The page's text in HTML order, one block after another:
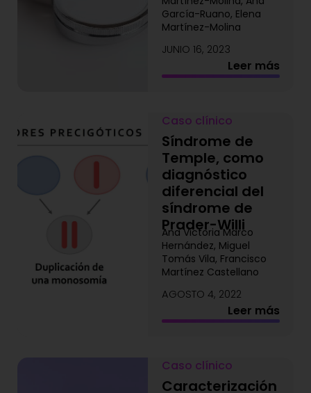
García-Ruano, Elena
Martínez-Molina
JUNIO 16, 2023
Leer más
Caso clínico
Síndrome de
Temple, como
diagnóstico
diferencial del
síndrome de
Prader-Willi
Ana Victoria Marco
Hernández, Miguel
Tomás Vila, Francisco
Martínez Castellano
AGOSTO 4, 2022
Leer más
Caso clínico
Caracterización